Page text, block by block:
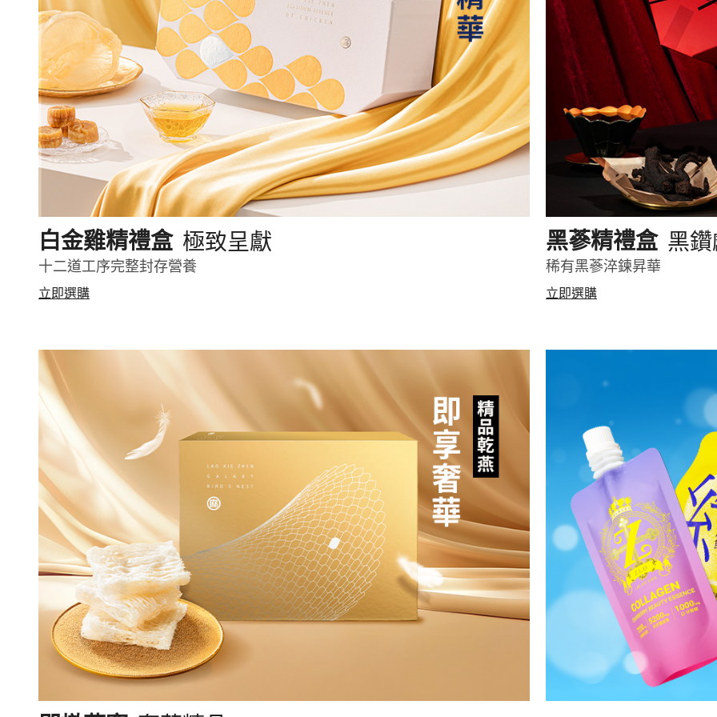
白金雞精禮盒 極致呈獻
十二道工序完整封存營養
立即選購
黑蔘精禮盒 黑
稀有黑蔘淬鍊昇華
立即選購